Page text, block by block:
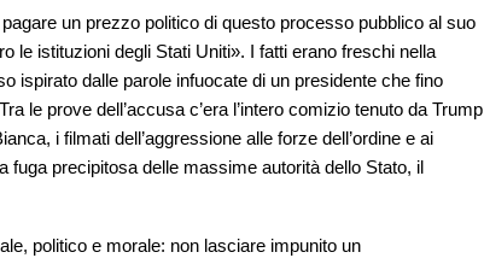
un prezzo politico di questo processo pubblico al suo
le istituzioni degli Stati Uniti». I fatti erano freschi nella
ispirato dalle parole infuocate di un presidente che fino
le prove dell’accusa c’era l’intero comizio tenuto da Trump
i filmati dell’aggressione alle forze dell’ordine e ai
fuga precipitosa delle massime autorità dello Stato, il
politico e morale: non lasciare impunito un